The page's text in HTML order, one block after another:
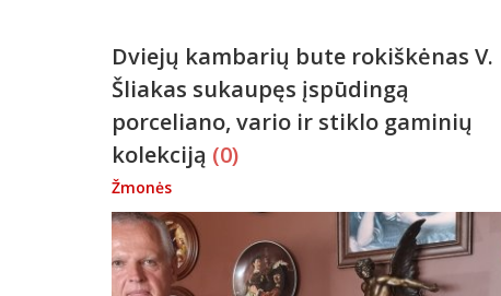
Dviejų kambarių bute rokiškėnas V.
Šliakas sukaupęs įspūdingą
porceliano, vario ir stiklo gaminių
kolekciją (0)
Žmonės